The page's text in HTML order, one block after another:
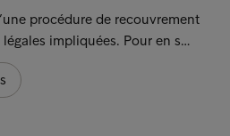
procédure de recouvrement
impliquées. Pour en s…